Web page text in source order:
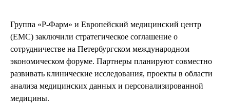
Группа «Р-Фарм» и Европейский медицинский центр
(ЕМС) заключили стратегическое соглашение о
сотрудничестве на Петербургском международном
экономическом форуме. Партнеры планируют совместно
развивать клинические исследования, проекты в области
анализа медицинских данных и персонализированной
медицины.